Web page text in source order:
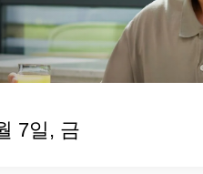
7일, 금